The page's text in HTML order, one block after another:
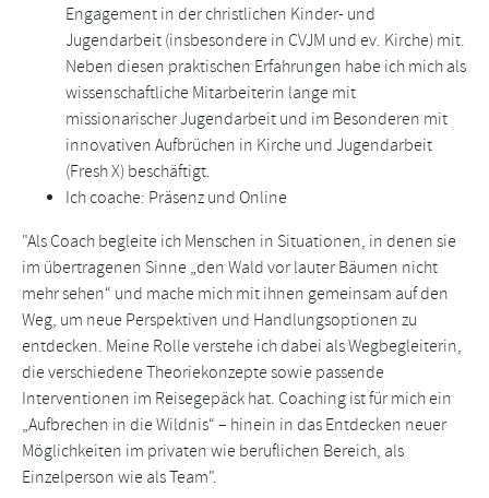
Engagement in der christlichen Kinder- und
Jugendarbeit (insbesondere in CVJM und ev. Kirche) mit.
Neben diesen praktischen Erfahrungen habe ich mich als
wissenschaftliche Mitarbeiterin lange mit
missionarischer Jugendarbeit und im Besonderen mit
innovativen Aufbrüchen in Kirche und Jugendarbeit
(Fresh X) beschäftigt.
Ich coache: Präsenz und Online
"Als Coach begleite ich Menschen in Situationen, in denen sie
im übertragenen Sinne „den Wald vor lauter Bäumen nicht
mehr sehen“ und mache mich mit ihnen gemeinsam auf den
Weg, um neue Perspektiven und Handlungsoptionen zu
entdecken. Meine Rolle verstehe ich dabei als Wegbegleiterin,
die verschiedene Theoriekonzepte sowie passende
Interventionen im Reisegepäck hat. Coaching ist für mich ein
„Aufbrechen in die Wildnis“ – hinein in das Entdecken neuer
Möglichkeiten im privaten wie beruflichen Bereich, als
Einzelperson wie als Team".